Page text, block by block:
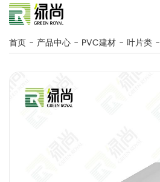
首页 - 产品中心 - PVC建材 - 叶片类 -